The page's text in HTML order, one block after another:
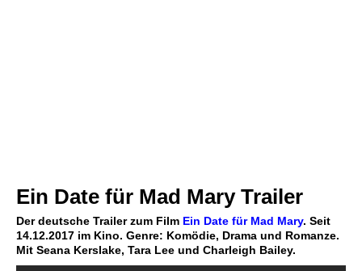
Ein Date für Mad Mary Trailer
Der deutsche Trailer zum Film Ein Date für Mad Mary. Seit
14.12.2017 im Kino. Genre: Komödie, Drama und Romanze.
Mit Seana Kerslake, Tara Lee und Charleigh Bailey.